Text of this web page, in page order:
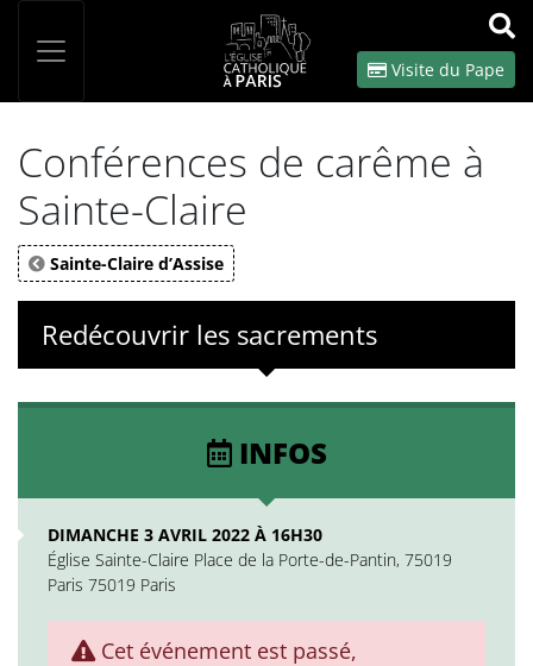
OK
Visite du Pape
Conférences de carême à
Sainte-Claire
Sainte-Claire d’Assise
Redécouvrir les sacrements
INFOS
DIMANCHE 3 AVRIL 2022 À 16H30
Église Sainte-Claire Place de la Porte-de-Pantin, 75019
Paris 75019 Paris
Cet événement est passé,
Panneau de gestion des cookies